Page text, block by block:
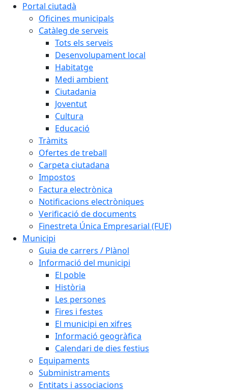
Portal ciutadà
Oficines municipals
Catàleg de serveis
Tots els serveis
Desenvolupament local
Habitatge
Medi ambient
Ciutadania
Joventut
Cultura
Educació
Tràmits
Ofertes de treball
Carpeta ciutadana
Impostos
Factura electrònica
Notificacions electròniques
Verificació de documents
Finestreta Única Empresarial (FUE)
Municipi
Guia de carrers / Plànol
Informació del municipi
El poble
Història
Les persones
Fires i festes
El municipi en xifres
Informació geogràfica
Calendari de dies festius
Equipaments
Subministraments
Entitats i associacions